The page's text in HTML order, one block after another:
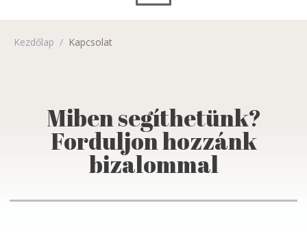
Kezdőlap / Kapcsolat
Miben segíthetünk?
Forduljon hozzánk
bizalommal